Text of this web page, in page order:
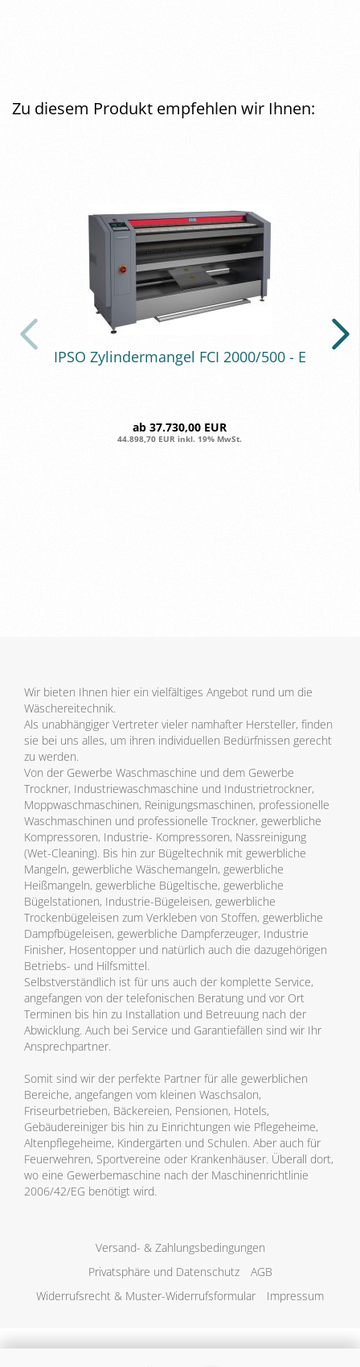
Zu diesem Produkt empfehlen wir Ihnen:
IPSO Zy­lin­der­man­gel FCI 2000/500 - E
ab 37.730,00 EUR
44.898,70 EUR inkl. 19% MwSt.
Wir bieten Ihnen hier ein vielfältiges Angebot rund um die
Wäschereitechnik.
Als unabhängiger Vertreter vieler namhafter Hersteller, finden
sie bei uns alles, um ihren individuellen Bedürfnissen gerecht
zu werden.
Von der Gewerbe Waschmaschine und dem Gewerbe
Trockner, Industriewaschmaschine und Industrietrockner,
Moppwaschmaschinen, Reinigungsmaschinen, professionelle
Waschmaschinen und professionelle Trockner, gewerbliche
Kompressoren, Industrie- Kompressoren, Nassreinigung
(Wet-Cleaning). Bis hin zur Bügeltechnik mit gewerbliche
Mangeln, gewerbliche Wäschemangeln, gewerbliche
Heißmangeln, gewerbliche Bügeltische, gewerbliche
Bügelstationen, Industrie-Bügeleisen, gewerbliche
Trockenbügeleisen zum Verkleben von Stoffen, gewerbliche
Dampfbügeleisen, gewerbliche Dampferzeuger, Industrie
Finisher, Hosentopper und natürlich auch die dazugehörigen
Betriebs- und Hilfsmittel.
Selbstverständlich ist für uns auch der komplette Service,
angefangen von der telefonischen Beratung und vor Ort
Terminen bis hin zu Installation und Betreuung nach der
Abwicklung. Auch bei Service und Garantiefällen sind wir Ihr
Ansprechpartner.
Somit sind wir der perfekte Partner für alle gewerblichen
Bereiche, angefangen vom kleinen Waschsalon,
Friseurbetrieben, Bäckereien, Pensionen, Hotels,
Gebäudereiniger bis hin zu Einrichtungen wie Pflegeheime,
Altenpflegeheime, Kindergärten und Schulen. Aber auch für
Feuerwehren, Sportvereine oder Krankenhäuser. Überall dort,
wo eine Gewerbemaschine nach der Maschinenrichtlinie
2006/42/EG benötigt wird.
Versand- & Zahlungsbedingungen
Privatsphäre und Datenschutz
AGB
Widerrufsrecht & Muster-Widerrufsformular
Impressum